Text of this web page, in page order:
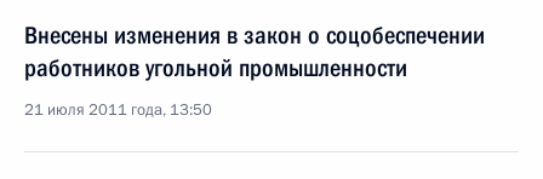
Внесены изменения в закон о соцобеспечении
работников угольной промышленности
21 июля 2011 года, 13:50